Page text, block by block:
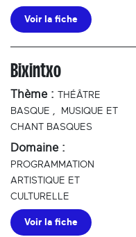
Voir la fiche
Bixintxo
Thème :
THÉÂTRE
BASQUE ,
MUSIQUE ET
CHANT BASQUES
Domaine :
PROGRAMMATION
ARTISTIQUE ET
CULTURELLE
Voir la fiche